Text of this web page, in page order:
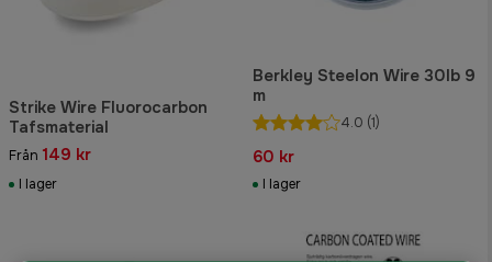
Strike Wire Fluorocarbon
Tafsmaterial
Från 149 kr
I lager
Berkley Steelon Wire 30lb 9
m
4.0 (1)
60 kr
I lager